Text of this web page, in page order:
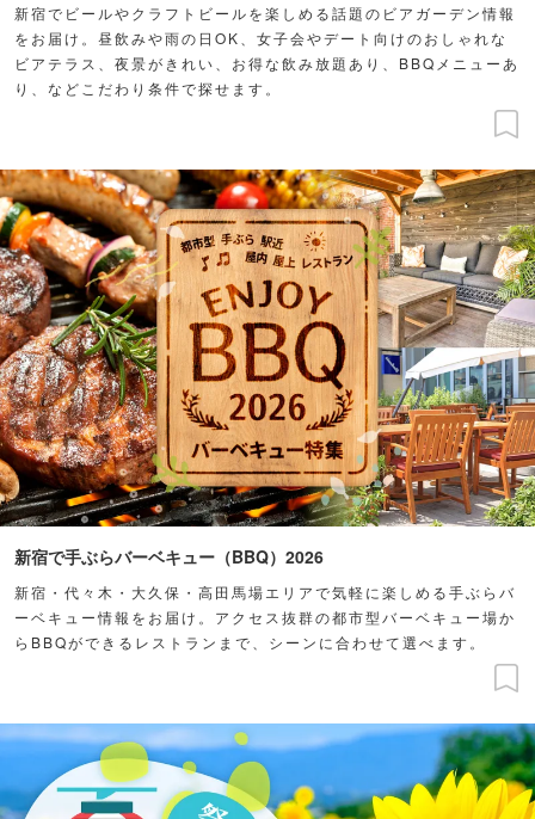
新宿でビールやクラフトビールを楽しめる話題のビアガーデン情報
をお届け。昼飲みや雨の日OK、女子会やデート向けのおしゃれな
ビアテラス、夜景がきれい、お得な飲み放題あり、BBQメニューあ
り、などこだわり条件で探せます。
新宿で手ぶらバーベキュー（BBQ）2026
新宿・代々木・大久保・高田馬場エリアで気軽に楽しめる手ぶらバ
ーベキュー情報をお届け。アクセス抜群の都市型バーベキュー場か
らBBQができるレストランまで、シーンに合わせて選べます。